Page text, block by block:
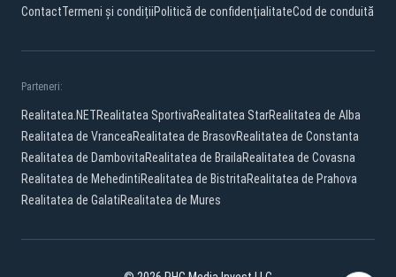
ContactTermeni și condițiiPolitică de confidențialitateCod de conduită
Parteneri:
Realitatea.NETRealitatea SportivaRealitatea StarRealitatea de Alba
Realitatea de VranceaRealitatea de BrasovRealitatea de Constanta
Realitatea de DambovitaRealitatea de BrailaRealitatea de Covasna
Realitatea de MehedintiRealitatea de BistritaRealitatea de Prahova
Realitatea de GalatiRealitatea de Mures